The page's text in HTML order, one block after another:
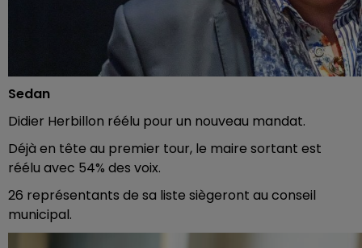
Sedan
Didier Herbillon réélu pour un nouveau mandat.
Déjà en tête au premier tour, le maire sortant est
réélu avec 54% des voix.
26 représentants de sa liste siègeront au conseil
municipal.